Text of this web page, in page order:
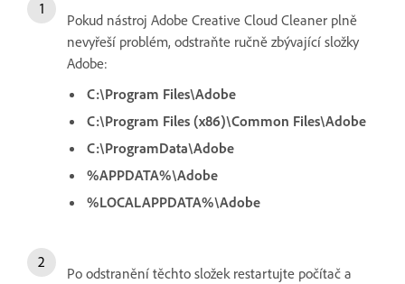
Pokud nástroj Adobe Creative Cloud Cleaner plně
nevyřeší problém, odstraňte ručně zbývající složky
Adobe:
C:\Program Files\Adobe
C:\Program Files (x86)\Common Files\Adobe
C:\ProgramData\Adobe
%APPDATA%\Adobe
%LOCALAPPDATA%\Adobe
Po odstranění těchto složek restartujte počítač a